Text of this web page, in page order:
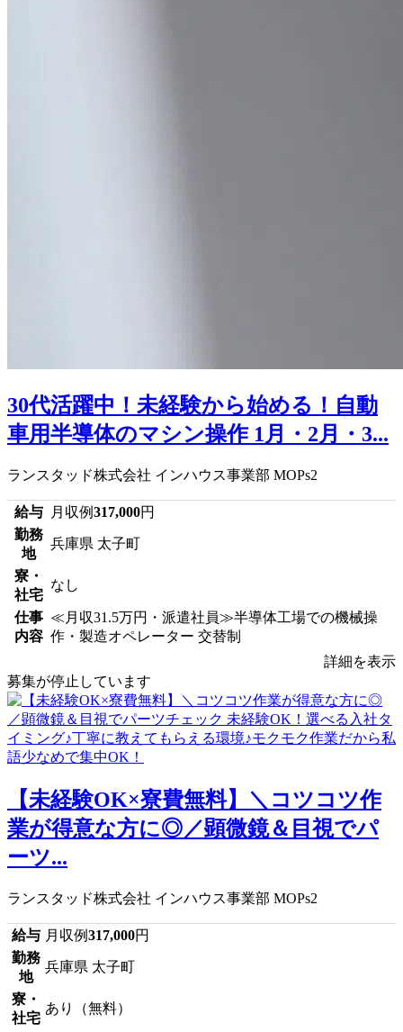
30代活躍中！未経験から始める！自動
車用半導体のマシン操作 1月・2月・3...
ランスタッド株式会社 インハウス事業部 MOPs2
給与 月収例317,000円
勤務
地
兵庫県 太子町
寮・
社宅
なし
仕事
内容
≪月収31.5万円・派遣社員≫半導体工場での機械操
作・製造オペレーター 交替制
詳細を表示
募集が停止しています
【未経験OK×寮費無料】＼コツコツ作
業が得意な方に◎／顕微鏡＆目視でパ
ーツ...
ランスタッド株式会社 インハウス事業部 MOPs2
給与 月収例317,000円
勤務
地
兵庫県 太子町
寮・
社宅
あり（無料）